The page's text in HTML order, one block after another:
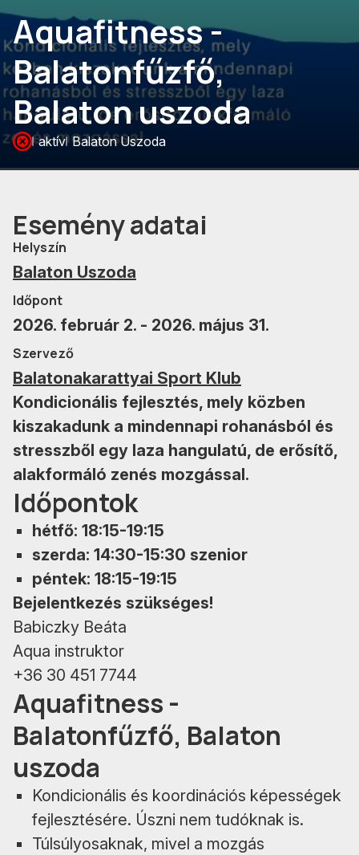
Aquafitness -
Balatonfűzfő,
Balaton uszoda
aktív Balaton Uszoda
Esemény adatai
Helyszín
Balaton Uszoda
Időpont
2026. február 2. - 2026. május 31.
Szervező
Balatonakarattyai Sport Klub
Kondicionális fejlesztés, mely közben
kiszakadunk a mindennapi rohanásból és
stresszből egy laza hangulatú, de erősítő,
alakformáló zenés mozgással.
Időpontok
hétfő: 18:15-19:15
szerda: 14:30-15:30 szenior
péntek: 18:15-19:15
Bejelentkezés szükséges!
Babiczky Beáta
Aqua instruktor
+36 30 451 7744
Aquafitness -
Balatonfűzfő, Balaton
uszoda
Kondicionális és koordinációs képességek
fejlesztésére. Úszni nem tudóknak is.
Túlsúlyosaknak, mivel a mozgás